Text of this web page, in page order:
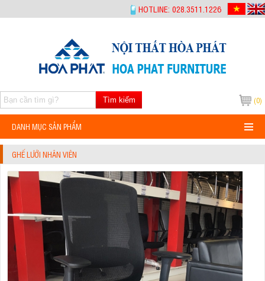
HOTLINE: 028.3511.1226
(0)
Tìm kiếm
DANH MỤC SẢN PHẨM
GHẾ LƯỚI NHÂN VIÊN